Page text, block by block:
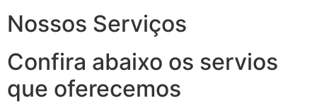
Nossos Serviços
Confira abaixo os servios
que oferecemos